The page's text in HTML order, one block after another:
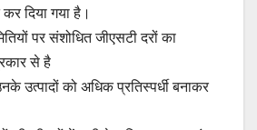
दिया गया है।
पर संशोधित जीएसटी दरों का
से है
उत्पादों को अधिक प्रतिस्पर्धी बनाकर